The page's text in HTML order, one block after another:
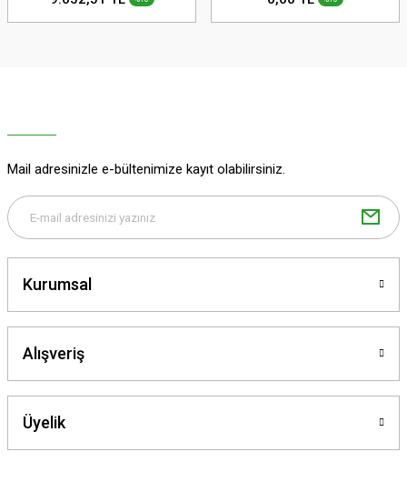
Mail adresinizle e-bültenimize kayıt olabilirsiniz.
Kurumsal
Alışveriş
Üyelik